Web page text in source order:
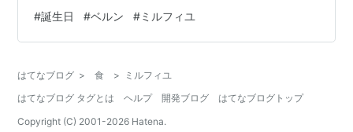
味しさ… 嫌いな人はいないと思います 私は、母の誕生日
には気まぐれで贈るのに、母は忘れることがない ありが
る誕生日です(^^; 今日もお付き合いいただきありがとう
ございました(^^) ベルン ミルフィユ 15コ入りベルン
Ama…
#誕生日 #ベルン #ミルフィユ
はてなブログ > 食 >
ミルフィユ
はてなブログ タグとは
ヘルプ 開発ブログ
はてなブログトップ
Copyright (C) 2001-2026 Hatena.